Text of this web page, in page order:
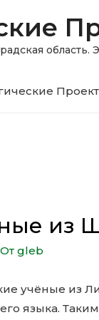
из
gleb
учёные из
языка.